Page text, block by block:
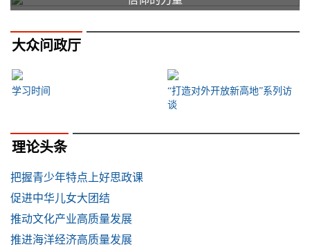
大众问政厅
学习时间
“打造对外开放新高地”系列访
谈
理论头条
把握青少年特点上好思政课
促进中华儿女大团结
推动文化产业高质量发展
推进海洋经济高质量发展